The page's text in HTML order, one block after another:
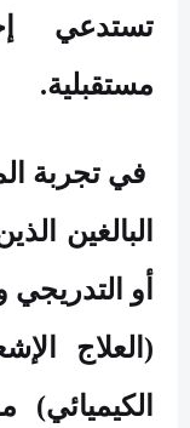
تستدعي
مستقبلية.
في تجربة
البالغين
أو
(العلاج